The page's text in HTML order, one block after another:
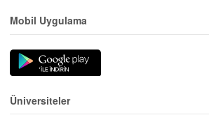
Mobil Uygulama
Üniversiteler